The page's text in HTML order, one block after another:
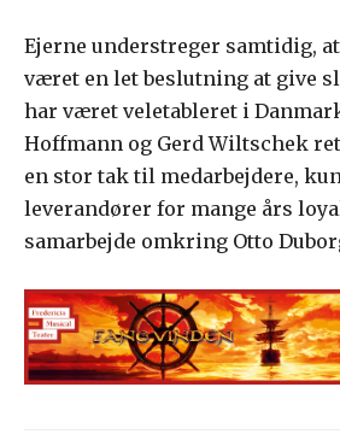
Ejerne understreger samtidig,
været en let beslutning at give
har været veletableret i
Hoffmann og Gerd Wiltschek
en stor tak til medarbejdere,
leverandører for mange års
samarbejde omkring Otto